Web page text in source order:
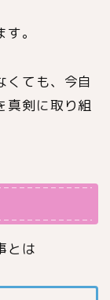
。
くても、今自
真剣に取り組
とは